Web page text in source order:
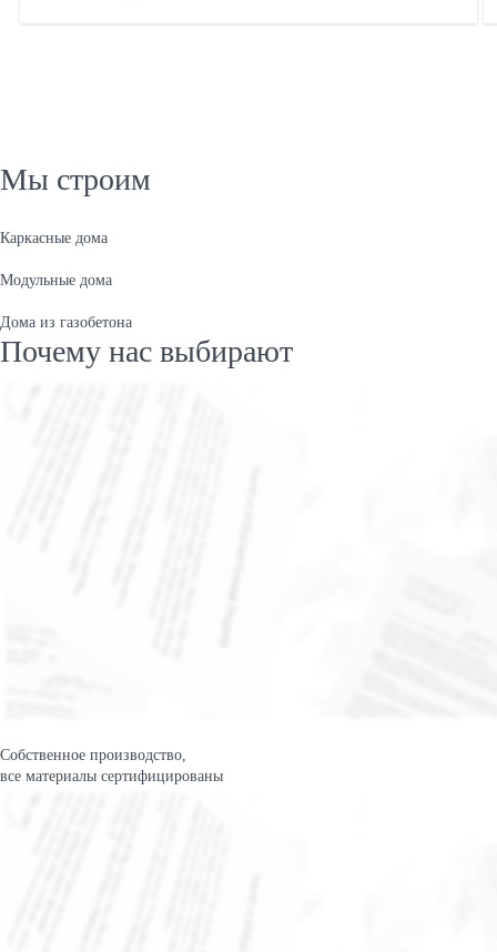
Мы строим
Каркасные дома
Модульные дома
Дома из газобетона
Почему нас выбирают
Собственное производство,
все материалы сертифицированы